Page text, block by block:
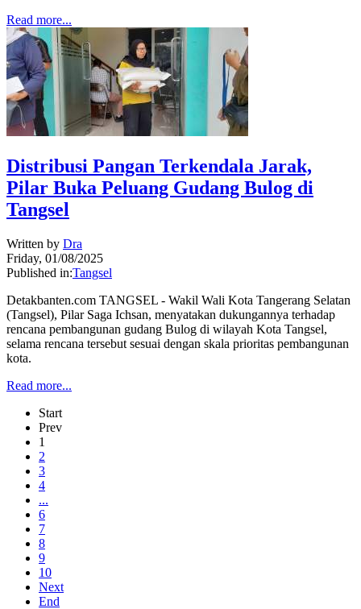
Read more...
Distribusi Pangan Terkendala Jarak,
Pilar Buka Peluang Gudang Bulog di
Tangsel
Written by Dra
Friday, 01/08/2025
Published in:Tangsel
Detakbanten.com TANGSEL - Wakil Wali Kota Tangerang Selatan
(Tangsel), Pilar Saga Ichsan, menyatakan dukungannya terhadap
rencana pembangunan gudang Bulog di wilayah Kota Tangsel,
selama rencana tersebut sesuai dengan skala prioritas pembangunan
kota.
Read more...
Start
Prev
1
2
3
4
...
6
7
8
9
10
Next
End